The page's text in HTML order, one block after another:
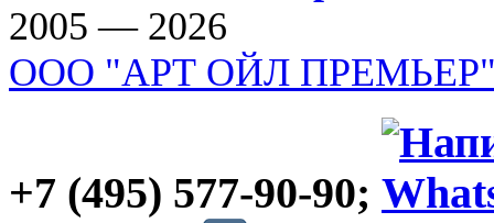
2005 — 2026
ООО "АРТ ОЙЛ
+7 (495) 577-90-90;